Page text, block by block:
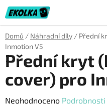
Přejít
na
obsah
Domů / Náhradní díly / Přední
Inmotion V5
Přední kryt
cover) pro
Průměrné
Neohodnoceno